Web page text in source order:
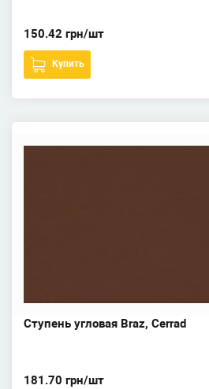
150.42 грн/шт
Купить
Ступень угловая Braz, Cerrad
181.70 грн/шт